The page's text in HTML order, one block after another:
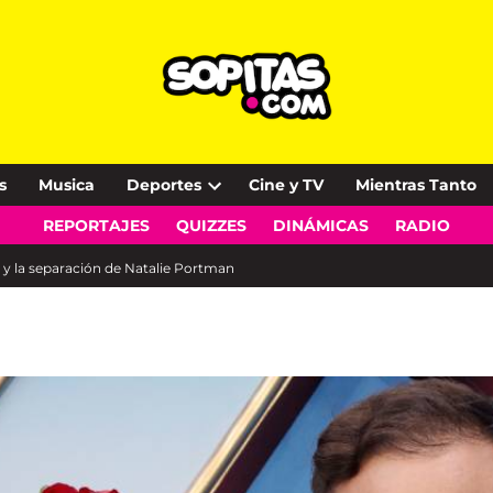
Musica Deportes
Open
dropdown
Cine y TV Mientras Tanto
REPORTAJES QUIZZES DINÁMICAS RADIO
la separación de Natalie Portman